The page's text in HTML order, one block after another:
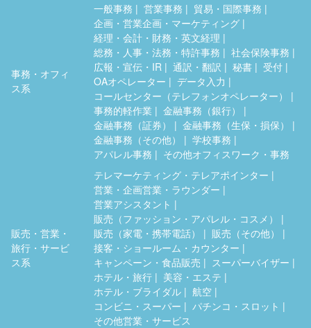
事務・オフィ
ス系
一般事務 営業事務
貿易・国際事務
企画・営業企画・マーケティング
経理・会計・財務・英文経理
総務・人事・法務・特許事務
社会保険事務
広報・宣伝・IR
通訳・翻訳 秘書
受付
OAオペレーター
データ入力
コールセンター（テレフォンオペレーター）
事務的軽作業
金融事務（銀行）
金融事務（証券）
金融事務（生保・損保）
金融事務（その他）
学校事務
アパレル事務
その他オフィスワーク・事務
販売・営業・
旅行・サービ
ス系
テレマーケティング・テレアポインター
営業・企画営業・ラウンダー
営業アシスタント
販売（ファッション・アパレル・コスメ）
販売（家電・携帯電話）
販売（その他）
接客・ショールーム・カウンター
キャンペーン・食品販売
スーパーバイザー
ホテル・旅行
美容・エステ
ホテル・ブライダル
航空
コンビニ・スーパー
パチンコ・スロット
その他営業・サービス